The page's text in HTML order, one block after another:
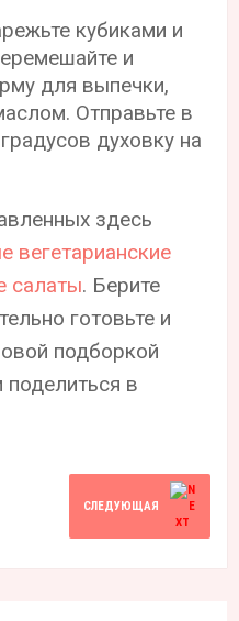
кубиками и
и
для выпечки,
Отправьте в
духовку на
здесь
вегетарианские
салаты. Берите
готовьте и
подборкой
в
СЛЕДУЮЩАЯ